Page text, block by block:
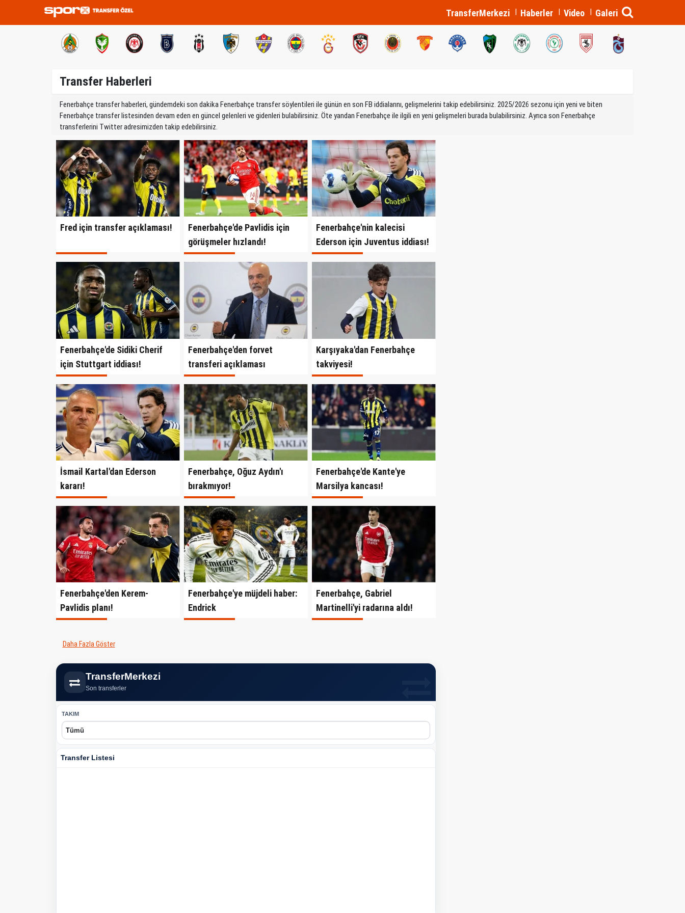
TransferMerkezi Haberler Video Galeri
Transfer Haberleri
Fenerbahçe transfer haberleri, gündemdeki son dakika Fenerbahçe transfer söylentileri ile günün en son FB iddialarını, gelişmelerini takip edebilirsiniz. 2025/2026 sezonu için yeni ve biten
Fenerbahçe transfer listesinden devam eden en güncel gelenleri ve gidenleri bulabilirsiniz. Öte yandan Fenerbahçe ile ilgili en yeni gelişmeleri burada bulabilirsiniz. Ayrıca son Fenerbahçe
transferlerini Twitter adresimizden takip edebilirsiniz.
Fred için transfer açıklaması!
Fenerbahçe'de Pavlidis için
görüşmeler hızlandı!
Fenerbahçe'nin kalecisi
Ederson için Juventus iddiası!
Fenerbahçe'de Sidiki Cherif
için Stuttgart iddiası!
Fenerbahçe'den forvet
transferi açıklaması
Karşıyaka'dan Fenerbahçe
takviyesi!
İsmail Kartal'dan Ederson
kararı!
Fenerbahçe, Oğuz Aydın'ı
bırakmıyor!
Fenerbahçe'de Kante'ye
Marsilya kancası!
Fenerbahçe'den Kerem-
Pavlidis planı!
Fenerbahçe'ye müjdeli haber:
Endrick
Fenerbahçe, Gabriel
Martinelli'yi radarına aldı!
Daha Fazla Göster
TransferMerkezi
Son transferler
TAKIM
Transfer Listesi